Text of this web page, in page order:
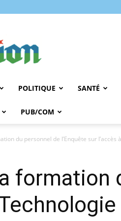
POLITIQUE SANTÉ
PUB/COM
du personnel de l’Enquête sur l’accès
formation